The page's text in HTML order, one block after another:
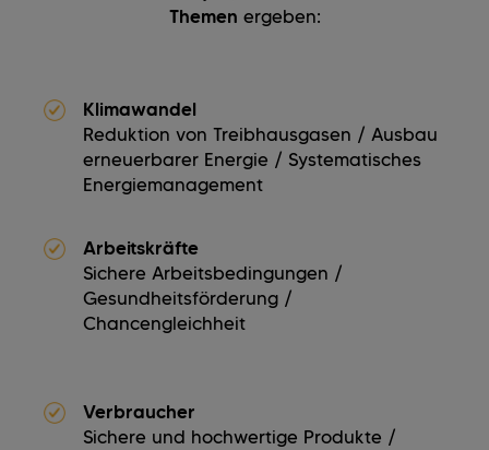
Themen ergeben:
Klimawandel
Reduktion von Treibhausgasen / Ausbau
erneuerbarer Energie / Systematisches
Energiemanagement
Arbeitskräfte
Sichere Arbeitsbedingungen /
Gesundheitsförderung /
Chancengleichheit
Verbraucher
Sichere und hochwertige Produkte /